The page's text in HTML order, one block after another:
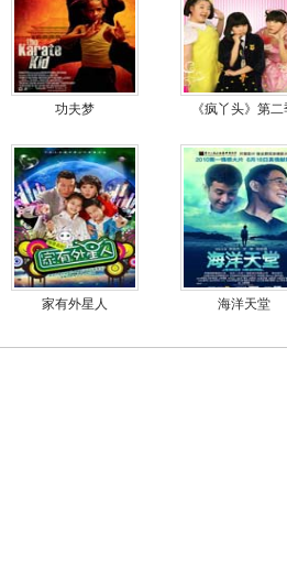
功夫梦 《疯丫头》第二
家有外星人 海洋天堂